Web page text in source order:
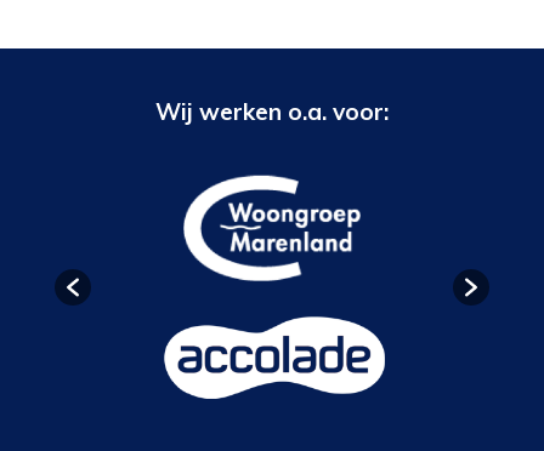
Wij werken o.a. voor: